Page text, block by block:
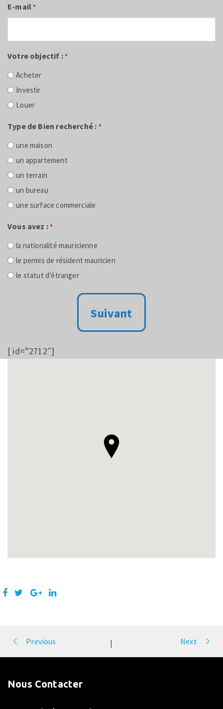
E-mail *
Votre objectif :*
Acheter
Investir
Louer
Type de Bien recherché : *
une maison
un appartement
un terrain
un bureau
une surface commerciale
Vous avez :*
la nationalité mauricienne
le permis de résident mauricien
le statut d’étranger
[ id=”2712″]
Portfolio
navigation
Previous | Next
Nous Contacter